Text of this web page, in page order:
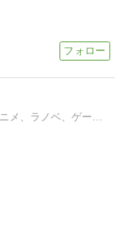
SSを書き日常について書いたりしてますアニメ、ラノベ、ゲームについてよく書いてます。歌ってみたもやってます